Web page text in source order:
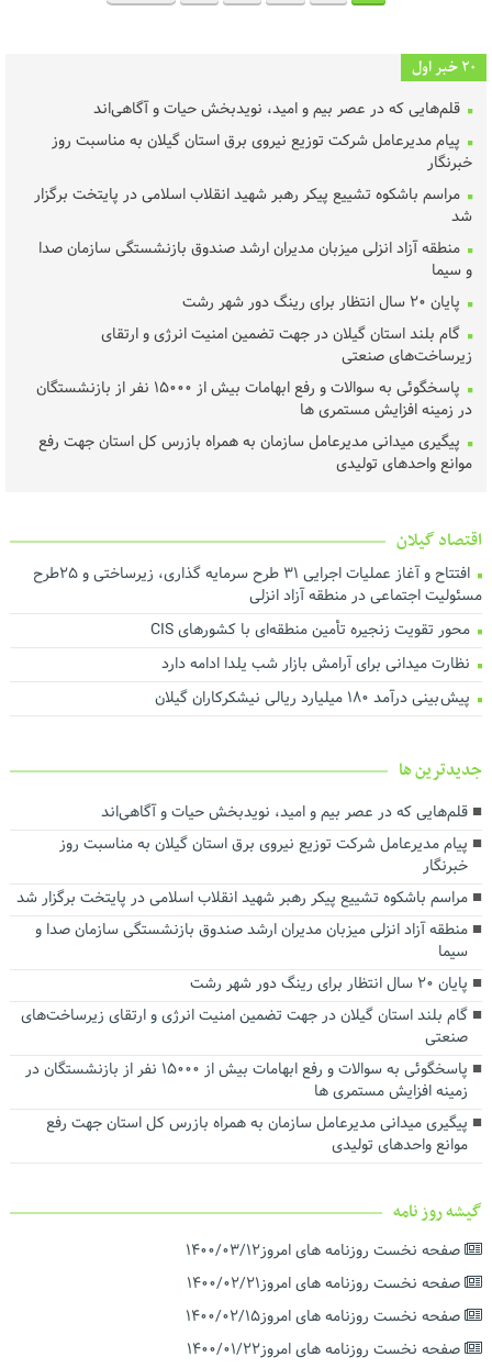
20 خبر اول
قلم‌هایی که در عصر بیم و امید، نویدبخش حیات و آگاهی‌اند
پیام مدیرعامل شرکت توزیع نیروی برق استان گیلان به مناسبت روز
خبرنگار ‌
مراسم باشکوه تشییع پیکر رهبر شهید انقلاب اسلامی در پایتخت برگزار
شد
منطقه آزاد انزلی میزبان مدیران ارشد صندوق بازنشستگی سازمان صدا
و سیما
پایان ۲۰ سال انتظار برای رینگ دور شهر رشت
گام بلند استان گیلان در جهت تضمین امنیت انرژی و ارتقای
زیرساخت‌های صنعتی
پاسخگوئی به سوالات و رفع ابهامات بیش از ۱۵۰۰۰ نفر از بازنشستگان
در زمینه افزایش مستمری ها
پیگیری میدانی مدیرعامل سازمان به همراه بازرس کل استان جهت رفع
موانع واحدهای تولیدی
رئیس، اعضای شورا و شهردار رشت با رئیس‌ کل دادگستری گیلان دیدار
کردند ‌
عملیات اجرای طرح هادی آغاز شد
خرید تضمینی گندم در گیلان آغاز شد
لزوم اجماع رسانه‌ای برای نجات محیط‌زیست گیلان
هم‌افزایی برای ارتقای فرهنگ مصرف و مدیریت بهینه انرژی
درآمد پایدار کلید توسعه شهری است
ارزش روز ۴۰ میلیارد تومانی پروژه برق اضطراری در شرکت آب منطقه‌ای
گیلان
توسعه حمل‌ونقل، انرژی و صنعت در دستور کار استانداری گیلان
رضایت بازنشستگان و بهبود معیشت و تکریم آنها سرلوحه اهداف
سازمانی است
اقتصاد گیلان
افتتاح و آغاز عملیات اجرایی ۳۱ طرح سرمایه گذاری، زیرساختی و ۲۵طرح
مسئولیت اجتماعی در منطقه آزاد انزلی
محور تقویت زنجیره تأمین منطقه‌ای با کشورهای CIS
نظارت میدانی برای آرامش بازار شب یلدا ادامه دارد
پیش بینی درآمد ۱۸۰ میلیارد ریالی نیشکرکاران گیلان
جديدترين ها
قلم‌هایی که در عصر بیم و امید، نویدبخش حیات و آگاهی‌اند
پیام مدیرعامل شرکت توزیع نیروی برق استان گیلان به مناسبت روز
خبرنگار ‌
مراسم باشکوه تشییع پیکر رهبر شهید انقلاب اسلامی در پایتخت برگزار شد
منطقه آزاد انزلی میزبان مدیران ارشد صندوق بازنشستگی سازمان صدا و
سیما
پایان ۲۰ سال انتظار برای رینگ دور شهر رشت
گام بلند استان گیلان در جهت تضمین امنیت انرژی و ارتقای زیرساخت‌های
صنعتی
پاسخگوئی به سوالات و رفع ابهامات بیش از ۱۵۰۰۰ نفر از بازنشستگان در
زمینه افزایش مستمری ها
پیگیری میدانی مدیرعامل سازمان به همراه بازرس کل استان جهت رفع
موانع واحدهای تولیدی
گیشه روز نامه
صفحه نخست روزنامه های امروز۱۴۰۰/۰۳/۱۲
صفحه نخست روزنامه های امروز۱۴۰۰/۰۲/۲۱
صفحه نخست روزنامه های امروز۱۴۰۰/۰۲/۱۵
صفحه نخست روزنامه های امروز۱۴۰۰/۰۱/۲۲